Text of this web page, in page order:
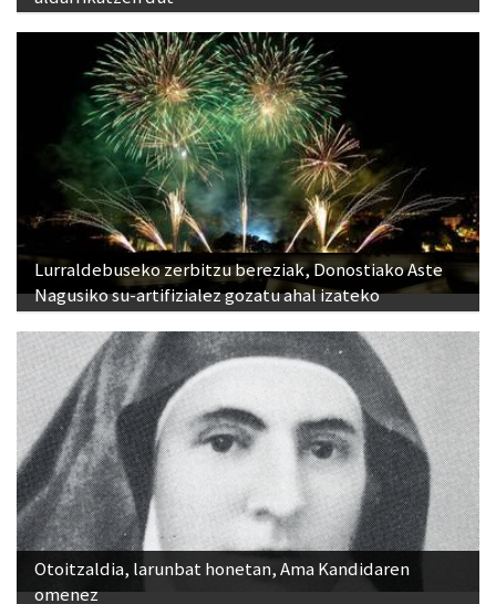
Lurraldebuseko zerbitzu bereziak, Donostiako Aste
Nagusiko su-artifizialez gozatu ahal izateko
Otoitzaldia, larunbat honetan, Ama Kandidaren
omenez